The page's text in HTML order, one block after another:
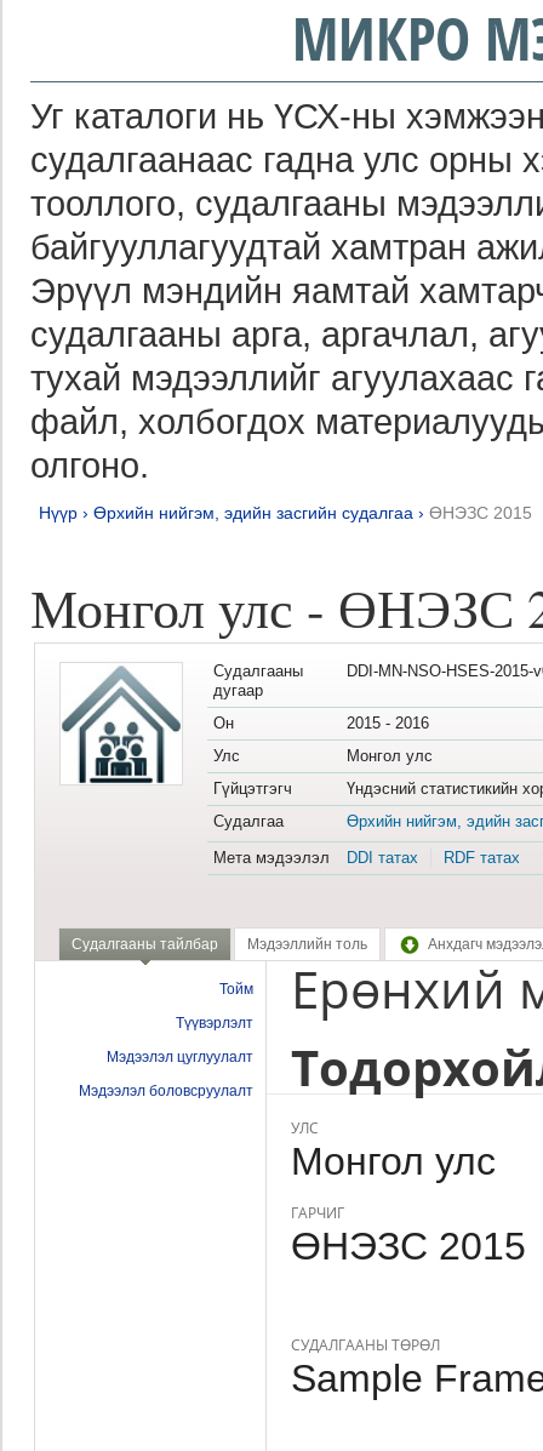
МИКРО
Уг каталоги нь ҮСХ-ны
судалгаанаас гадна улс орны
тооллого, судалгааны
байгууллагуудтай хамтран
Эрүүл мэндийн яамтай
судалгааны арга, аргачлал,
тухай мэдээллийг агуулахаас
файл, холбогдох
олгоно.
Нүүр › Өрхийн нийгэм, эдийн засгийн судалгаа › ӨНЭЗС 2015
Монгол улс - ӨНЭЗС
Судалгааны
дугаар
DDI-MN-NSO-HSES-2015-
Он
2015 - 2016
Улс
Монгол улс
Гүйцэтгэгч
Үндэсний статистикийн
Судалгаа
Өрхийн нийгэм, эдийн
Мета мэдээлэл
DDI татах RDF татах
Судалгааны тайлбар Мэдээллийн толь Анхдагч
Тойм
Түүвэрлэлт
Мэдээлэл цуглуулалт
Мэдээлэл боловсруулалт
Ерөнхий
УЛС
Монгол улс
ГАРЧИГ
ӨНЭЗС 2015
СУДАЛГААНЫ ТӨРӨЛ
Sample